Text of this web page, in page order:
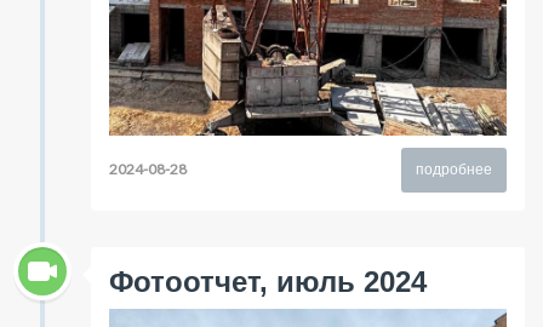
подробнее
2024-08-28
Фотоотчет, июль 2024